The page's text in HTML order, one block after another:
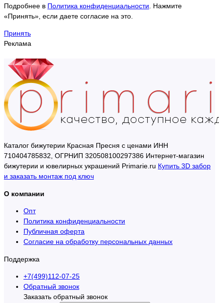
Подробнее в Политика конфиденциальности . Нажмите
«Принять», если даете согласие на это.
Принять
Реклама
Каталог бижутерии Красная Пресня с ценами ИНН
710404785832, ОГРНИП 320508100297386 Интернет-магазин
бижутерии и ювелирных украшений Primarie.ru Купить 3D забор
и заказать монтаж под ключ
О компании
Опт
Политика конфиденциальности
Публичная оферта
Согласие на обработку персональных данных
Поддержка
+7(499)112-07-25
Обратный звонок
Заказать обратный звонок